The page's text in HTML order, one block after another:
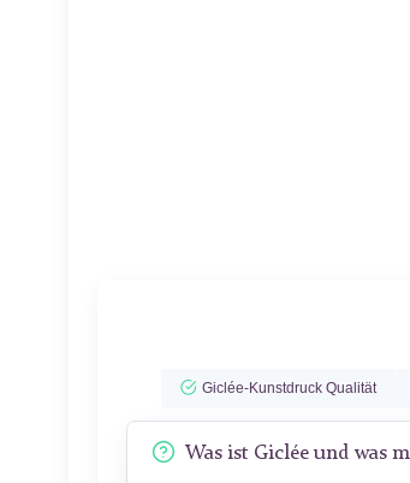
Giclée-Kunstdruck Qualität
Was ist Giclée und was